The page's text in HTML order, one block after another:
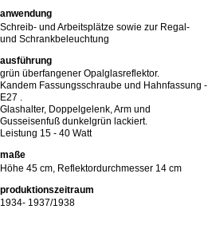
anwendung
Schreib- und Arbeitsplätze sowie zur Regal-
und Schrankbeleuchtung
ausführung
grün überfangener Opalglasreflektor.
Kandem Fassungsschraube und Hahnfassung -
E27 .
Glashalter, Doppelgelenk, Arm und
Gusseisenfuß dunkelgrün lackiert.
Leistung 15 - 40 Watt
maße
Höhe 45 cm, Reflektordurchmesser 14 cm
produktionszeitraum
1934- 1937/1938